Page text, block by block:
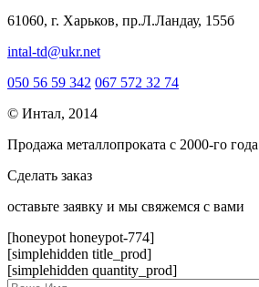
61060, г. Харьков, пр.Л.Ландау, 155б
intal-td@ukr.net
050 56 59 342 067 572 32 74
© Интал, 2014
Продажа металлопроката с 2000-го года
Сделать заказ
оcтавьте заявку и мы свяжемся с вами
[honeypot honeypot-774]
[simplehidden title_prod]
[simplehidden quantity_prod]